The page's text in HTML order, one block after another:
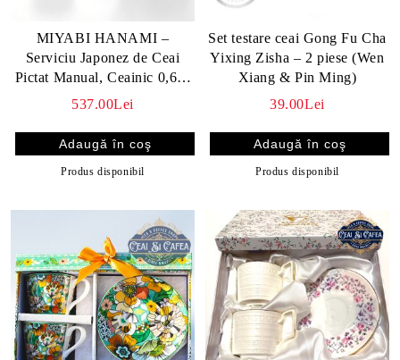
MIYABI HANAMI –
Serviciu Japonez de Ceai
Pictat Manual, Ceainic 0,6 L
+ 5 Cupe
537.00Lei
Produs disponibil
Set testare ceai Gong Fu Cha
Yixing Zisha – 2 piese (Wen
Xiang & Pin Ming)
39.00Lei
Produs disponibil